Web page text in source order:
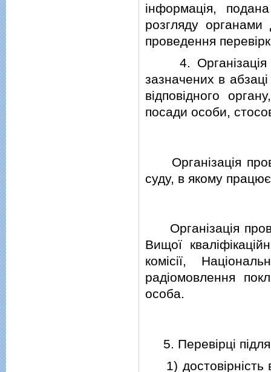
iнформацiя,
розгляду
проведення
4. Органiзацiя
зазначених в
вiдповiдного
посади особи,
Органiзацiя
суду, в якому
Органiзацiя
Вищої
комiсiї,
радiомовлення
особа.
5. Перевiрцi
1) достовiрнiсть